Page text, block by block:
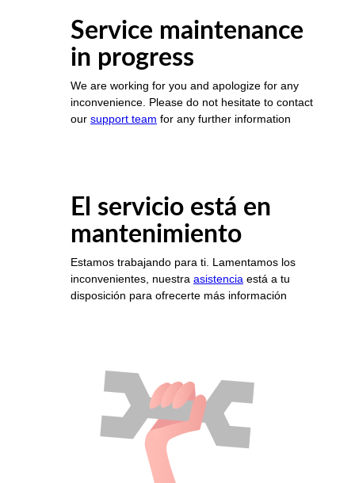
Service maintenance
in progress
We are working for you and apologize for any
inconvenience. Please do not hesitate to contact
our support team for any further information
El servicio está en
mantenimiento
Estamos trabajando para ti. Lamentamos los
inconvenientes, nuestra asistencia está a tu
disposición para ofrecerte más información